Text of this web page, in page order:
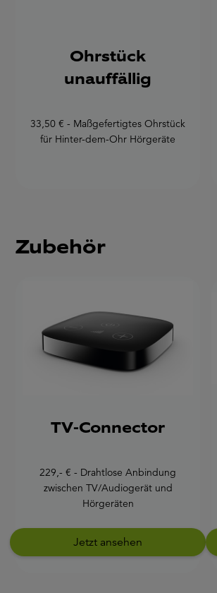
Ohrstück
unauffällig
33,50 € - Maßgefertigtes Ohrstück
für Hinter-dem-Ohr Hörgeräte
Zubehör
TV-Connector
229,- € - Drahtlose Anbindung
zwischen TV/Audiogerät und
Hörgeräten
Jetzt ansehen